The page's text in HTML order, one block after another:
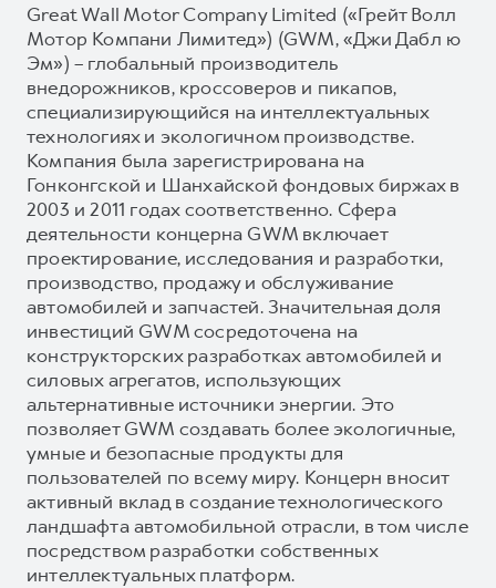
Great Wall Motor Company Limited («Грейт Волл
Мотор Компани Лимитед») (GWM, «Джи Дабл ю
Эм») – глобальный производитель
внедорожников, кроссоверов и пикапов,
специализирующийся на интеллектуальных
технологиях и экологичном производстве.
Компания была зарегистрирована на
Гонконгской и Шанхайской фондовых биржах в
2003 и 2011 годах соответственно. Сфера
деятельности концерна GWM включает
проектирование, исследования и разработки,
производство, продажу и обслуживание
автомобилей и запчастей. Значительная доля
инвестиций GWM сосредоточена на
конструкторских разработках автомобилей и
силовых агрегатов, использующих
альтернативные источники энергии. Это
позволяет GWM создавать более экологичные,
умные и безопасные продукты для
пользователей по всему миру. Концерн вносит
активный вклад в создание технологического
ландшафта автомобильной отрасли, в том числе
посредством разработки собственных
интеллектуальных платформ.